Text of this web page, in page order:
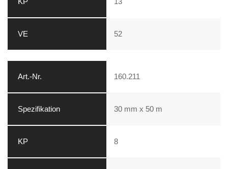
52
160.211
30 mm x 50 m
8